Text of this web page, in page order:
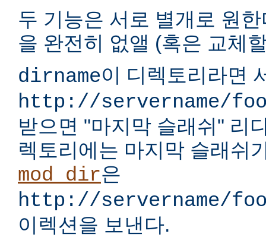
두 기능은 서로 별개로 원
을 완전히 없앨 (혹은 교체
dirname이 디렉토리라면
http://servername/
받으면 "마지막 슬래쉬" 리
렉토리에는 마지막 슬래쉬
mod_dir은
http://servername/
이렉션을 보낸다.